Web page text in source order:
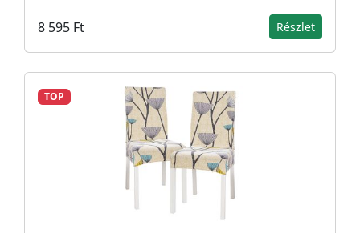
8 595 Ft Részlet
TOP